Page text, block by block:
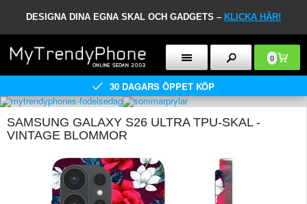
DESIGNA DINA EGNA SKAL OCH GADGETS – KLICKA HÄR!
0
30 DAGARS ÖPPET KÖP
SAMSUNG GALAXY S26 ULTRA TPU-SKAL -
VINTAGE BLOMMOR